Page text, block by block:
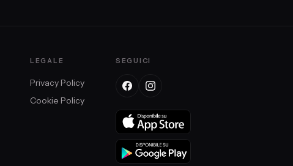
LEGALE
Privacy Policy
Cookie Policy
SEGUICI